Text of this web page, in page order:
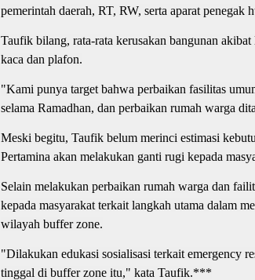
pemerintah daerah, RT, RW, serta aparat penegak
Taufik bilang, rata-rata kerusakan bangunan
kaca dan plafon.
"Kami punya target bahwa perbaikan fasilitas
selama Ramadhan, dan perbaikan rumah warga
Meski begitu, Taufik belum merinci estimasi
Pertamina akan melakukan ganti rugi kepada
Selain melakukan perbaikan rumah warga dan
kepada masyarakat terkait langkah utama dalam
wilayah buffer zone.
"Dilakukan edukasi sosialisasi terkait emergency
tinggal di buffer zone itu," kata Taufik.***